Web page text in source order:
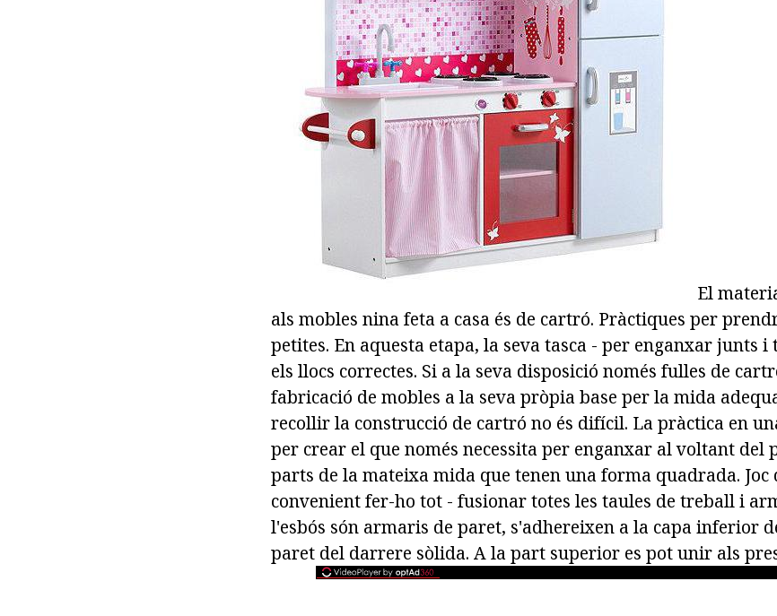
El
als mobles nina feta a casa és de cartró. Pràctiques per
petites. En aquesta etapa, la seva tasca - per enganxar junts
els llocs correctes. Si a la seva disposició només fulles de
fabricació de mobles a la seva pròpia base per la mida
recollir la construcció de cartró no és difícil. La pràctica en
per crear el que només necessita per enganxar al voltant del
parts de la mateixa mida que tenen una forma quadrada. Joc
convenient fer-ho tot - fusionar totes les taules de treball i
l'esbós són armaris de paret, s'adhereixen a la capa inferior
paret del darrere sòlida. A la part superior es pot unir als